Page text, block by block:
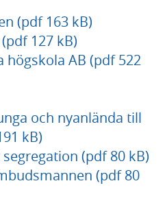
(pdf 163 kB)
127 kB)
högskola AB (pdf 522
och nyanlända till
kB)
(pdf 80 kB)
(pdf 80